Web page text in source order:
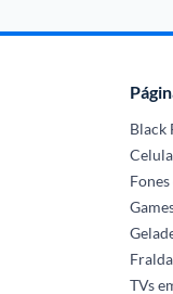
Black
TVs